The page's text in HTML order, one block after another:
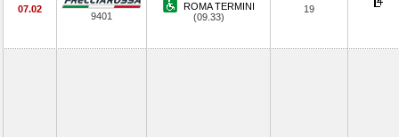
07.02
9401
ROMA TERMINI
(09.33)
19